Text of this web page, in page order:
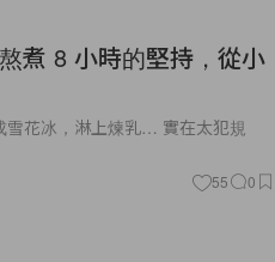
煮 8 小時的堅持，從小
雪花冰，淋上煉乳… 實在太犯規
55 0